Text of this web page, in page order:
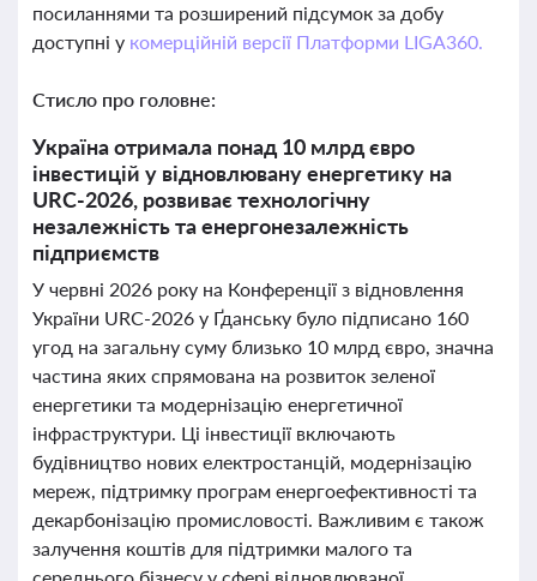
посиланнями та розширений підсумок за добу
доступні у комерційній версії Платформи LIGA360.
Стисло про головне:
Україна отримала понад 10 млрд євро
інвестицій у відновлювану енергетику на
URC-2026, розвиває технологічну
незалежність та енергонезалежність
підприємств
У червні 2026 року на Конференції з відновлення
України URC-2026 у Ґданську було підписано 160
угод на загальну суму близько 10 млрд євро, значна
частина яких спрямована на розвиток зеленої
енергетики та модернізацію енергетичної
інфраструктури. Ці інвестиції включають
будівництво нових електростанцій, модернізацію
мереж, підтримку програм енергоефективності та
декарбонізацію промисловості. Важливим є також
залучення коштів для підтримки малого та